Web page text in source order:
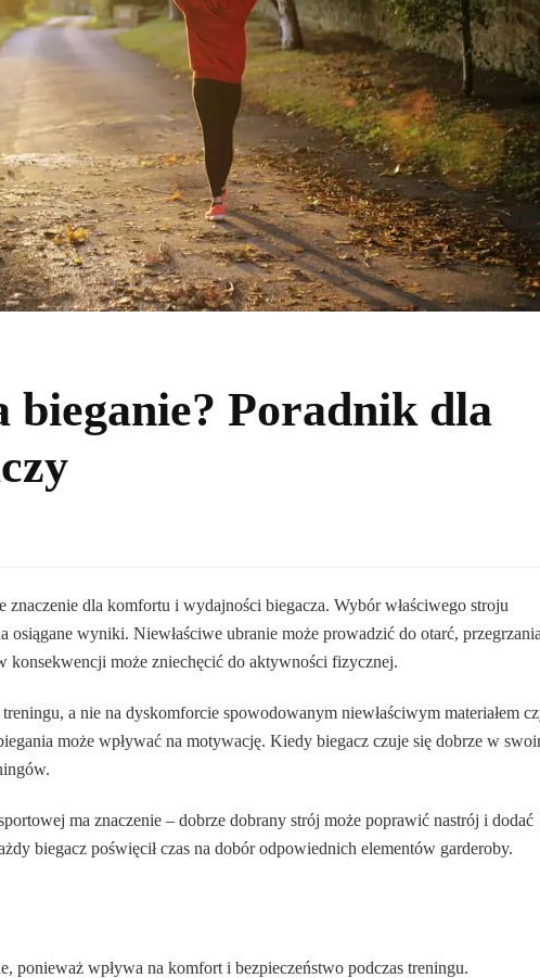
bieganie? Poradnik dla
dla komfortu i wydajności biegacza. Wybór właściwego stroju
osiągane wyniki. Niewłaściwe ubranie może prowadzić do otarć, przegrzania
konsekwencji może zniechęcić do aktywności fizycznej.
a nie na dyskomforcie spowodowanym niewłaściwym materiałem
może wpływać na motywację. Kiedy biegacz czuje się dobrze w
ma znaczenie – dobrze dobrany strój może poprawić nastrój i dodać
biegacz poświęcił czas na dobór odpowiednich elementów garderoby.
ponieważ wpływa na komfort i bezpieczeństwo podczas treningu.